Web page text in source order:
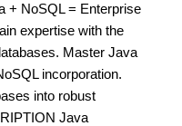
+ NoSQL = Enterprise
expertise with the
Master Java
incorporation.
into robust
Java